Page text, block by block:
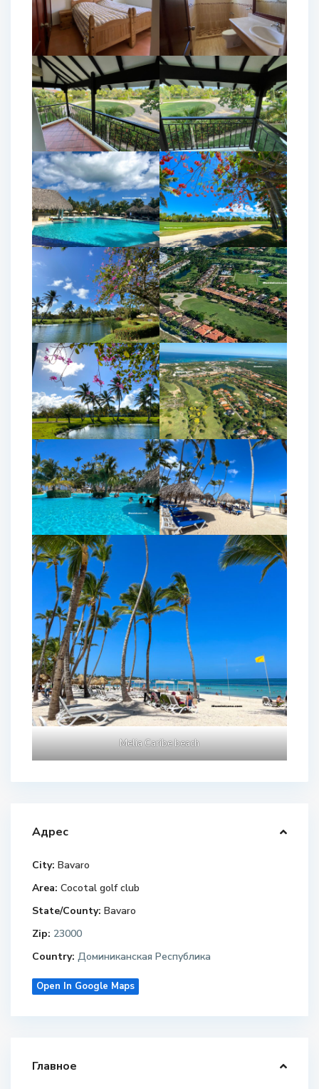
Melia Caribe beach
Адрес
City: Bavaro
Area: Cocotal golf club
State/County: Bavaro
Zip: 23000
Country: Доминиканская Республика
Open In Google Maps
Главное